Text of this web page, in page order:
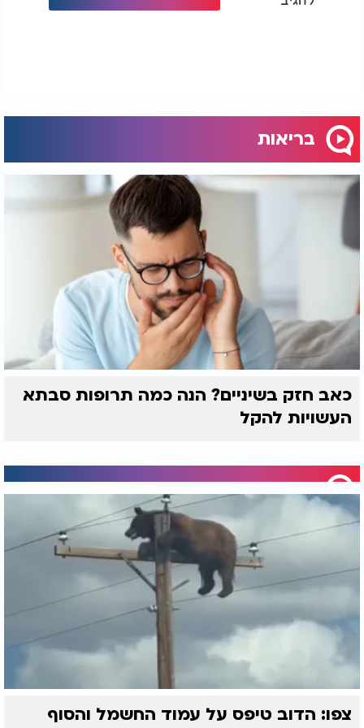
בריאות
כאב חזק בשיניים? הנה כמה תרופות סבתא
העשויות להקל
צפו: הדוב טיפס על עמוד החשמל והסוף